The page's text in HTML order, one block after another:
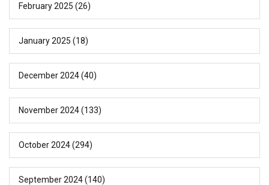
February 2025 (26)
January 2025 (18)
December 2024(40)
November 2024(133)
October 2024(294)
September 2024(140)